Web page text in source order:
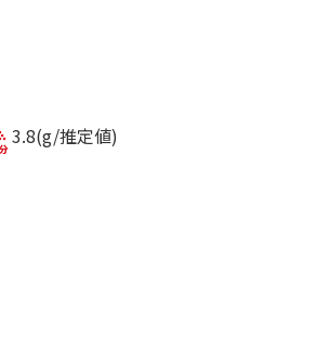
3.8(g/推定値)